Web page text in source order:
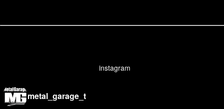
instagram
metal_garage_t